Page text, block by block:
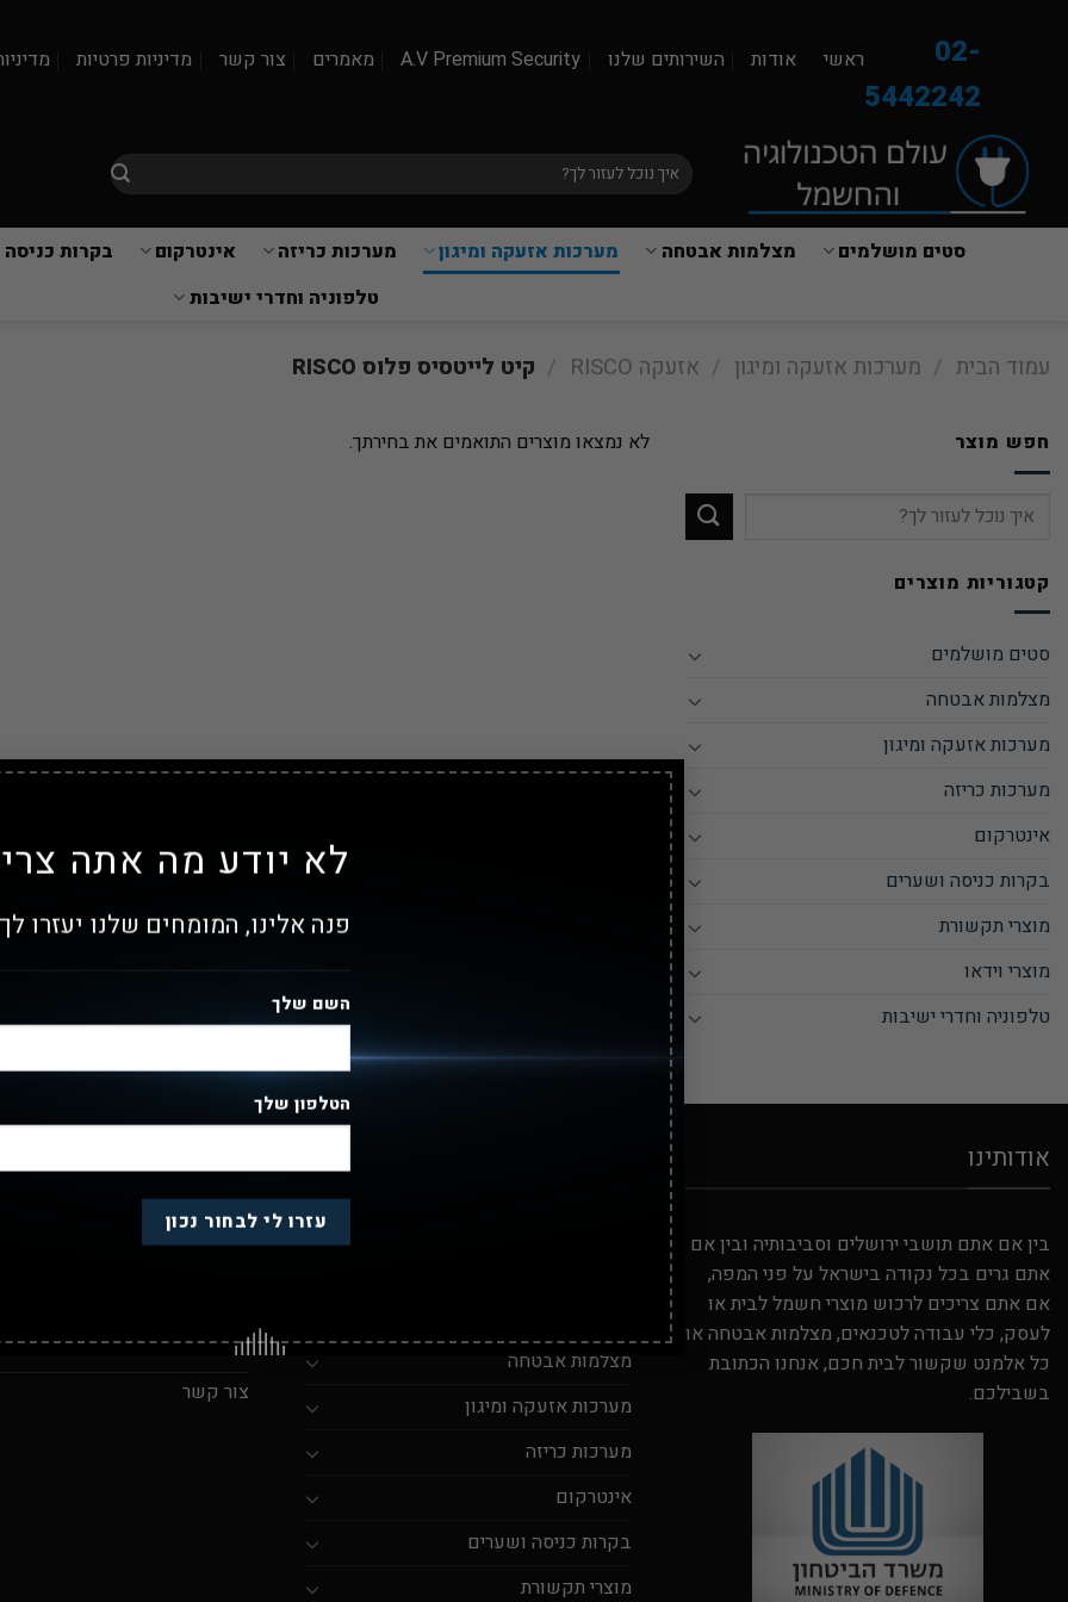
לא יודע מה אתה
פנה אלינו, המומחים שלנו יעזרו
השם שלך
הטלפון שלך
02-
5442242
ראשי אודות השירותים שלנו A.V Premium Security מאמרים צור קשר מדיניות פרטיות
חיפוש
עבור:
סטים מושלמים מצלמות אבטחה מערכות אזעקה ומיגון מערכות כריזה אינטרקום
בקרות
טלפוניה וחדרי ישיבות
עמוד הבית / מערכות אזעקה ומיגון / אזעקה RISCO / קיט לייטסיס פלוס RISCO
חפש מוצר
חיפוש
עבור:
קטגוריות מוצרים
סטים מושלמים
מצלמות אבטחה
מערכות אזעקה ומיגון
מערכות כריזה
אינטרקום
בקרות כניסה ושערים
מוצרי תקשורת
מוצרי וידאו
טלפוניה וחדרי ישיבות
לא נמצאו מוצרים התואמים את בחירתך.
אודותינו
בין אם אתם תושבי ירושלים וסביבותיה ובין אם
אתם גרים בכל נקודה בישראל על פני המפה,
אם אתם צריכים לרכוש מוצרי חשמל לבית או
לעסק, כלי עבודה לטכנאים, מצלמות אבטחה או
כל אלמנט שקשור לבית חכם, אנחנו הכתובת
בשבילכם.
מצלמות אבטחה
מערכות אזעקה ומיגון
מערכות כריזה
אינטרקום
בקרות כניסה ושערים
מוצרי תקשורת
השירותים שלנו
אודותינו
צור קשר